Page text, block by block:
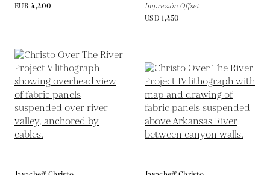
EUR 4,400
Impresión Offset
USD 1,450